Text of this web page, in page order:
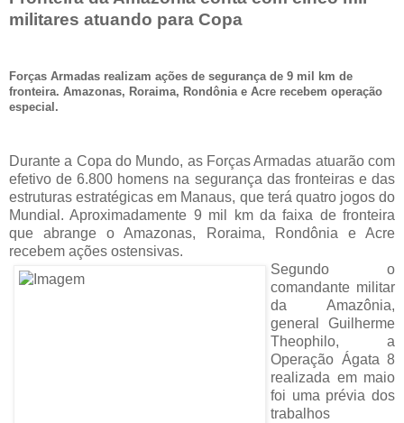
militares atuando para Copa
Forças Armadas realizam ações de segurança de 9 mil km de
fronteira. Amazonas, Roraima, Rondônia e Acre recebem operação
especial.
Durante a Copa do Mundo, as Forças Armadas atuarão com
efetivo de 6.800 homens na segurança das fronteiras e das
estruturas estratégicas em Manaus, que terá quatro jogos do
Mundial. Aproximadamente 9 mil km da faixa de fronteira
que abrange o Amazonas, Roraima, Rondônia e Acre
recebem ações ostensivas.
Segundo o
comandante militar
da Amazônia,
general Guilherme
Theophilo, a
Operação Ágata 8
realizada em maio
foi uma prévia dos
trabalhos